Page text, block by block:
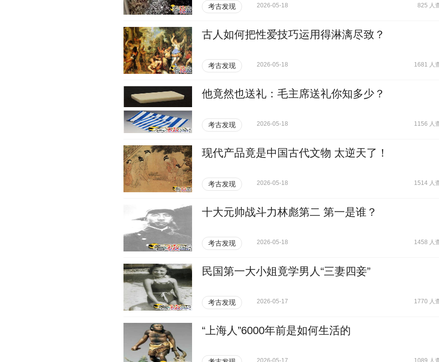
考古发现 2026-05-18 825 人
古人如何把性爱技巧运用得淋漓尽致？
考古发现 2026-05-18 1681 人
他竟然也送礼：毛主席送礼你知多少？
考古发现 2026-05-18 1156 人
现代产品竟是中国古代文物 太逆天了！
考古发现 2026-05-18 1514 人
十大元帅战斗力林彪第二 第一是谁？
考古发现 2026-05-18 1458 人
民国第一大小姐竟学男人“三妻四妾”
考古发现 2026-05-17 1770 人
“上海人”6000年前是如何生活的
2026-05-17 1089 人